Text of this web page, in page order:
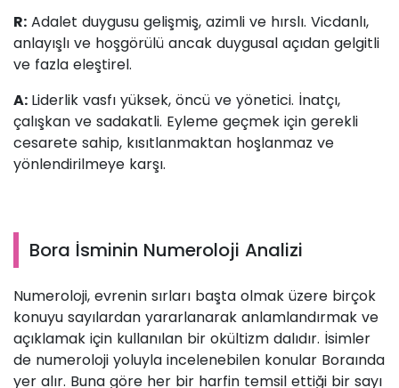
R: Adalet duygusu gelişmiş, azimli ve hırslı. Vicdanlı,
anlayışlı ve hoşgörülü ancak duygusal açıdan gelgitli
ve fazla eleştirel.
A: Liderlik vasfı yüksek, öncü ve yönetici. İnatçı,
çalışkan ve sadakatli. Eyleme geçmek için gerekli
cesarete sahip, kısıtlanmaktan hoşlanmaz ve
yönlendirilmeye karşı.
Bora İsminin Numeroloji Analizi
Numeroloji, evrenin sırları başta olmak üzere birçok
konuyu sayılardan yararlanarak anlamlandırmak ve
açıklamak için kullanılan bir okültizm dalıdır. İsimler
de numeroloji yoluyla incelenebilen konular Boraında
yer alır. Buna göre her bir harfin temsil ettiği bir sayı